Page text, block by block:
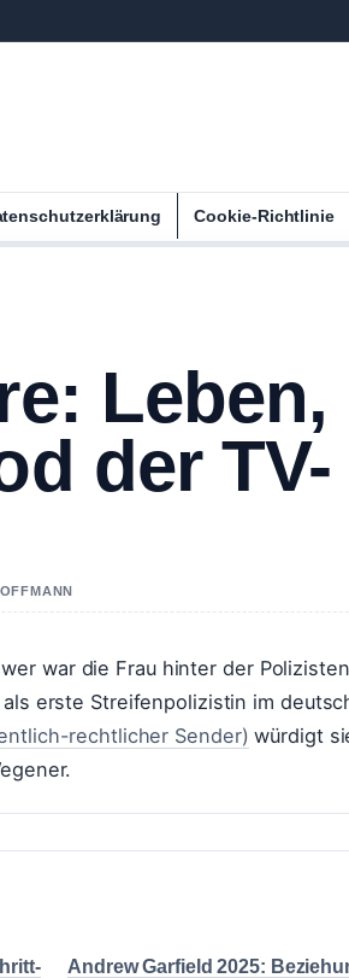
Cookie-Richtlinie
Leben,
der TV-
war die Frau hinter der
erste Streifenpolizistin im
rechtlicher Sender) würdigt
Andrew Garfield 2025: